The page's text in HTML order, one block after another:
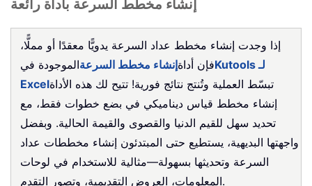
إنشاء مخطط السرعة بأداة رائعة
إذا وجدت إنشاء مخطط عداد السرعة يدويًّا معقدًا أو مملًّا،
فإن أداةإنشاء مخطط السرعةالموجودة في
Kutools لـ
Excelتبسّط العملية وتُنتج نتائج فورية! تتيح لك هذه الأداة
إنشاء مخطط قياس ديناميكي في بضع خطوات فقط، مع
تحديد سهل للقيم الدنيا والقصوى والقيمة الحالية. وبفضل
واجهتها البديهية، يستطيع حتى المبتدئون إنشاء مخططات عداد
السرعة وتحديثها بسهولة—مثالية للاستخدام في لوحات
المعلومات، العروض التقديمية، وتصور التقدم.